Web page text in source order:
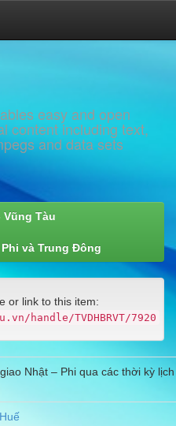
easy and open
content including text,
and data sets
Tàu
và Trung Đông
or link to this item:
handle/TVDHBRVT/7920
Nhật – Phi qua các thời kỳ lịch